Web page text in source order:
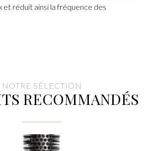
et réduit ainsi la fréquence des
NOTRE SÉLECTION
RECOMMANDÉS